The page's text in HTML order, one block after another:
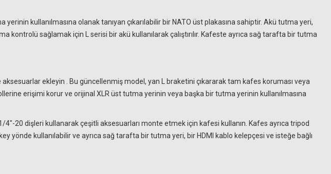
kullanılmasına olanak tanıyan çıkarılabilir bir NATO üst plakasına sahiptir. Akü tutma yeri,
sağlamak için L serisi bir akü kullanılarak çalıştırılır. Kafeste ayrıca sağ tarafta bir tutma
ekleyin . Bu güncellenmiş model, yan L braketini çıkararak tam kafes koruması veya
erişimi korur ve orijinal XLR üst tutma yerinin veya başka bir tutma yerinin kullanılmasına
20 dişleri kullanarak çeşitli aksesuarları monte etmek için kafesi kullanın. Kafes ayrıca tripod
yönde kullanılabilir ve ayrıca sağ tarafta bir tutma yeri, bir HDMI kablo kelepçesi ve isteğe bağlı